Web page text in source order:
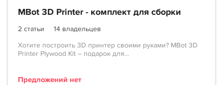
MBot 3D Printer - комплект для сборки
2 статьи
14 владельцев
Хотите построить 3D принтер своими руками? MBot 3D
Printer Plywood Kit – подарок для...
Предложений нет